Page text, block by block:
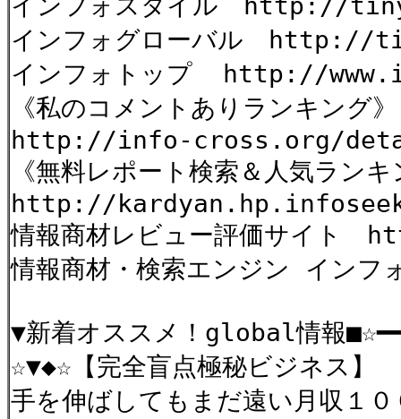
インフォグローバル
インフォトップ http://
《私のコメントありランキン
http://info-cross.org/
《無料レポート検索＆人気ラン
http://
情報商材レビュー評価サイ
情報商材・検索エンジン イ
▼新着オススメ！global情報
☆▼◆☆【完全盲点極秘ビジネス】
手を伸ばしてもまだ遠い月収１０